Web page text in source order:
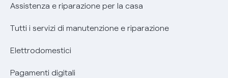
Assistenza e riparazione per la casa
Tutti i servizi di manutenzione e riparazione
Elettrodomestici
Pagamenti digitali